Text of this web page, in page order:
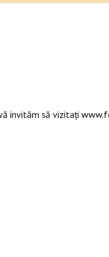
invităm să vizitaţi